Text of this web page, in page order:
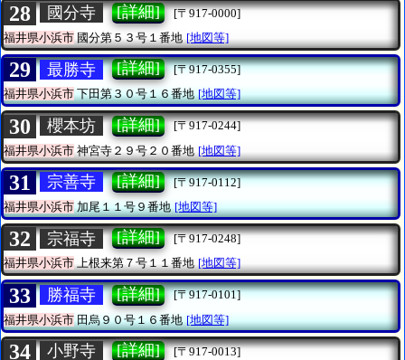
28 國分寺 [詳細]
[〒917-0000]
福井県小浜市 國分第５３号１番地 [地図等]
29 最勝寺 [詳細]
[〒917-0355]
福井県小浜市下田第３０号１６番地 [地図等]
30 櫻本坊 [詳細]
[〒917-0244]
福井県小浜市 神宮寺２９号２０番地 [地図等]
31 宗善寺 [詳細]
[〒917-0112]
福井県小浜市加尾１１号９番地 [地図等]
32 宗福寺 [詳細]
[〒917-0248]
福井県小浜市上根来第７号１１番地 [地図等]
33 勝福寺 [詳細]
[〒917-0101]
福井県小浜市田烏９０号１６番地 [地図等]
34 小野寺 [詳細]
[〒917-0013]